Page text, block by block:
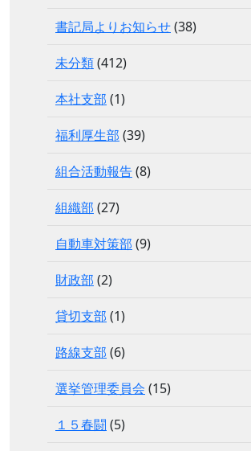
書記局よりお知らせ(38)
未分類(412)
本社支部 (1)
福利厚生部 (39)
組合活動報告(8)
組織部 (27)
自動車対策部 (9)
財政部 (2)
貸切支部 (1)
路線支部 (6)
選挙管理委員会 (15)
１５春闘 (5)